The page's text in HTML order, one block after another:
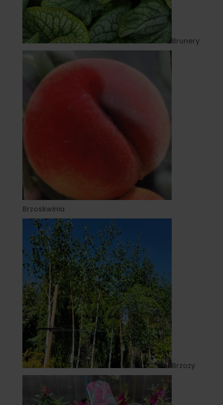
Brunery
Brzoskwinia
Brzozy